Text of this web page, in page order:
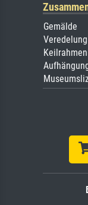
Gemälde
Veredelung
Keilrahmen